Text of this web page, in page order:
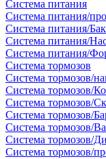
Система питания
Система питания/
Система питания/
Система питания/
Система питания/
Система тормозов
Система тормозов/
Система тормозов/
Система тормозов/
Система тормозов/
Система тормозов/
Система тормозов/
Система тормозов/